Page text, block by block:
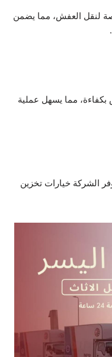
لنقل العفش، مما يضمن
مما يسهل عملية
الشركة خيارات تخزين